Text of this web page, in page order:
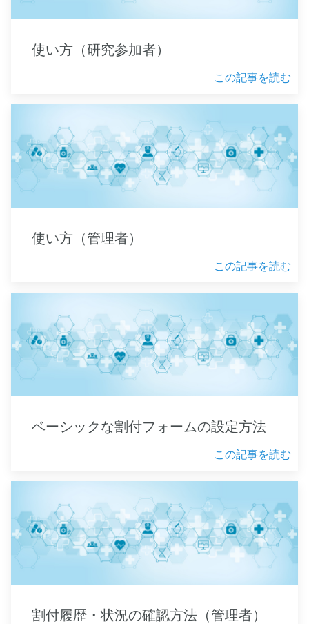
使い方（研究参加者）
この記事を読む
使い方（管理者）
この記事を読む
ベーシックな割付フォームの設定方法
この記事を読む
割付履歴・状況の確認方法（管理者）